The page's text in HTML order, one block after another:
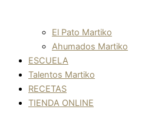
El Pato Martiko
Ahumados Martiko
ESCUELA
Talentos Martiko
RECETAS
TIENDA ONLINE